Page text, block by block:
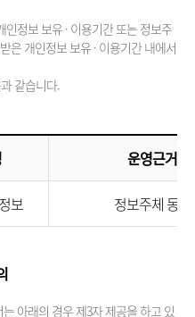
정보 보유 · 이용기간 또는 정보주
은 개인정보 보유 · 이용기간 내에서
같습니다.
운영근거
보 정보주체 동의
아래의 경우 제3자 제공을 하고 있